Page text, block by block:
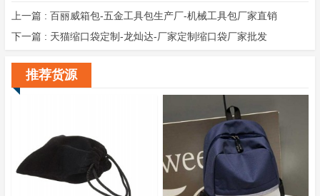
上一篇 : 百丽威箱包-五金工具包生产厂-机械工具包厂家直销
下一篇 : 天猫缩口袋定制-龙灿达-厂家定制缩口袋厂家批发
推荐货源